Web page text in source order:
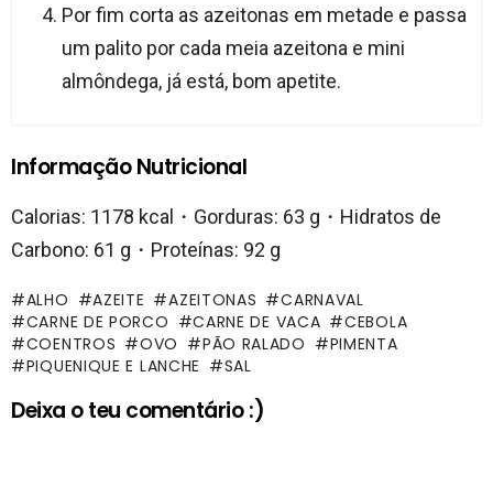
Por fim corta as azeitonas em metade e passa
um palito por cada meia azeitona e mini
almôndega, já está, bom apetite.
Informação Nutricional
Calorias: 1178 kcal・Gorduras: 63 g・Hidratos de
Carbono: 61 g・Proteínas: 92 g
ALHO AZEITE AZEITONAS
CARNAVAL
CARNE DE PORCO
CARNE DE VACA
CEBOLA
COENTROS
OVO PÃO RALADO
PIMENTA
PIQUENIQUE E LANCHE
SAL
Deixa o teu comentário :)